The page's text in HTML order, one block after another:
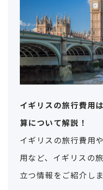
イギリスの旅行費用
算について解説！
イギリスの旅行費用
用など、イギリスの
立つ情報をご紹介しま